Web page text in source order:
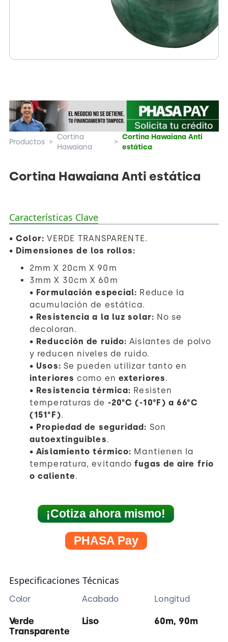
Productos >
Cortina
Hawaiana
>
Cortina Hawaiana Anti
estática
Cortina Hawaiana Anti estática
Características Clave
•Color: VERDE TRANSPARENTE.
• Dimensiones de los rollos:
2mm X 20cm X 90m
3mm X 30cm X 60m
• Formulación especial: Reduce la
acumulación de estática.
• Resistencia a la luz solar: No se
decoloran.
• Reducción de ruido: Aislantes de polvo
y reducen niveles de ruido.
• Usos: Se pueden utilizar tanto en
interiores como en exteriores.
• Resistencia térmica: Resisten
temperaturas de -20°C (-10°F) a 66°C
(151°F).
• Propiedad de seguridad: Son
autoextinguibles.
•Aislamiento térmico: Mantienen la
temperatura, evitandofugas de aire frío
o caliente.
¡Cotiza ahora mismo!
PHASA Pay
Especificaciones Técnicas
Color
Verde
Transparente
Acabado
Liso
Longitud
60m, 90m